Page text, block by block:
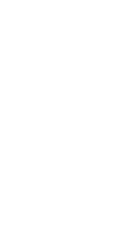
cidade
infinita do 11º andar,
cidade e dos